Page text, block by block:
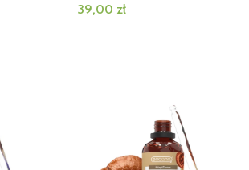
39,00 zł